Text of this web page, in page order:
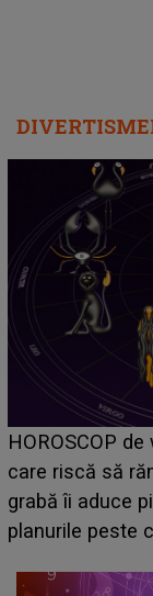
Emanuel a ținut
acum! În fața
face o
sa: "I-am spus